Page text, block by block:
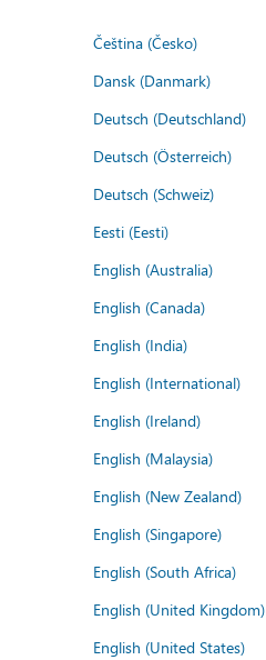
Čeština (Česko)
Dansk (Danmark)
Deutsch (Deutschland)
Deutsch (Österreich)
Deutsch (Schweiz)
Eesti (Eesti)
English (Australia)
English (Canada)
English (India)
English (International)
English (Ireland)
English (Malaysia)
English (New Zealand)
English (Singapore)
English (South Africa)
English (United Kingdom)
English (United States)